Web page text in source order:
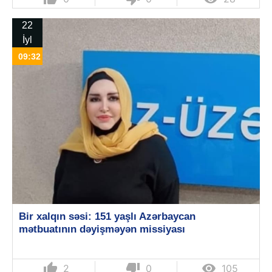
22
İyl
09:32
Bir xalqın səsi: 151 yaşlı Azərbaycan
mətbuatının dəyişməyən missiyası
thumb_up 2 thumb_down 0  105